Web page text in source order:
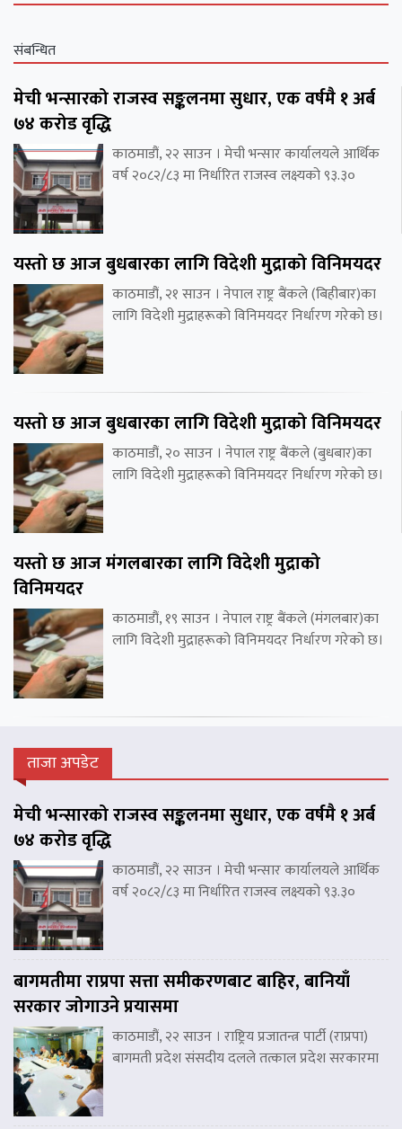
संबन्धित
मेची भन्सारको राजस्व सङ्कलनमा सुधार, एक वर्षमै १ अर्ब
७४ करोड वृद्धि
काठमाडौं, २२ साउन । मेची भन्सार कार्यालयले आर्थिक
वर्ष २०८२/८३ मा निर्धारित राजस्व लक्ष्यको ९३.३०
यस्तो छ आज बुधबारका लागि विदेशी मुद्राको विनिमयदर
काठमाडौं, २१ साउन । नेपाल राष्ट्र बैंकले (बिहीबार)का
लागि विदेशी मुद्राहरूको विनिमयदर निर्धारण गरेको छ।
यस्तो छ आज बुधबारका लागि विदेशी मुद्राको विनिमयदर
काठमाडौं, २० साउन । नेपाल राष्ट्र बैंकले (बुधबार)का
लागि विदेशी मुद्राहरूको विनिमयदर निर्धारण गरेको छ।
यस्तो छ आज मंगलबारका लागि विदेशी मुद्राको
विनिमयदर
काठमाडौं, १९ साउन । नेपाल राष्ट्र बैंकले (मंगलबार)का
लागि विदेशी मुद्राहरूको विनिमयदर निर्धारण गरेको छ।
ताजा अपडेट
मेची भन्सारको राजस्व सङ्कलनमा सुधार, एक वर्षमै १ अर्ब
७४ करोड वृद्धि
काठमाडौं, २२ साउन । मेची भन्सार कार्यालयले आर्थिक
वर्ष २०८२/८३ मा निर्धारित राजस्व लक्ष्यको ९३.३०
बागमतीमा राप्रपा सत्ता समीकरणबाट बाहिर, बानियाँ
सरकार जोगाउने प्रयासमा
काठमाडौं, २२ साउन । राष्ट्रिय प्रजातन्त्र पार्टी (राप्रपा)
बागमती प्रदेश संसदीय दलले तत्काल प्रदेश सरकारमा